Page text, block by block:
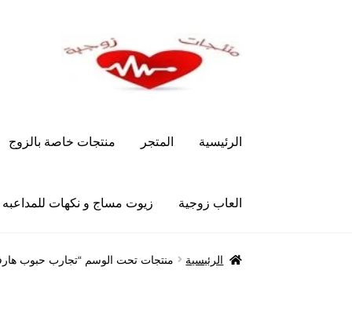
Skip
to
navigation
Skip
to
الرئيسية المتجر منتجات خاصة بالزوج
العاب زوجية زيوت مساج و نكهات للمداعبه
الرئيسية Let’s Keep In Touch أدوية تكبير و الرئيسية منتجات تحت الوسم “تجارب حبوب